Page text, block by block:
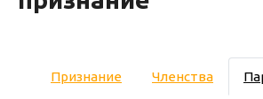
Признание Членства